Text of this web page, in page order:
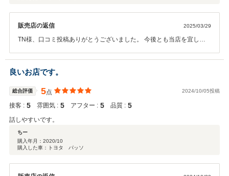
販売店の返信 2025/03/29
TN様、口コミ投稿ありがとうございました。 今後とも当店を宜しく
良いお店です。
総合評価 5点 2024/10/05投稿
接客 : 5 雰囲気 : 5 アフター : 5 品質 : 5
話しやすいです。
ちー
購入年月： 2020/10
購入した車：トヨタ パッソ